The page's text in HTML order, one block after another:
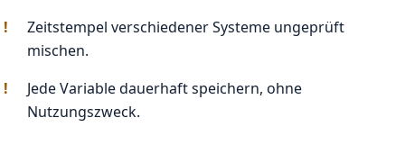
Zeitstempel verschiedener Systeme ungeprüft
mischen.
Jede Variable dauerhaft speichern, ohne
Nutzungszweck.